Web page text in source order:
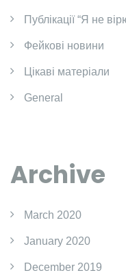
Публікації “Я не
Фейкові новини
Цікаві матеріали
General
Archive
March 2020
January 2020
December 2019